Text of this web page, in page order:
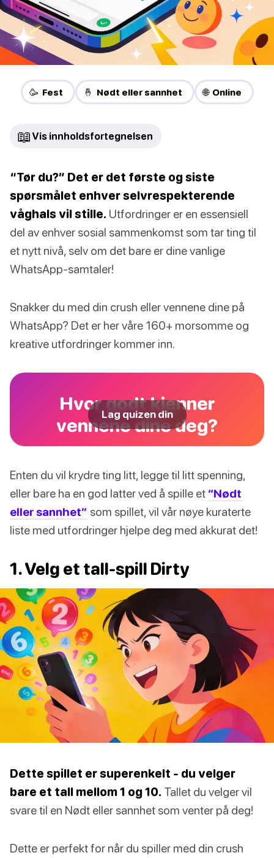
🥳 Fest 🤞 Nødt eller sannhet 🌐 Online
📖 Vis innholdsfortegnelsen
“Tør du?” Det er det første og siste
spørsmålet enhver selvrespekterende
våghals vil stille. Utfordringer er en essensiell
del av enhver sosial sammenkomst som tar ting til
et nytt nivå, selv om det bare er dine vanlige
WhatsApp-samtaler!
Snakker du med din crush eller vennene dine på
WhatsApp? Det er her våre 160+ morsomme og
kreative utfordringer kommer inn.
Hvor godt kjenner
vennene dine deg?
Lag quizen din
Enten du vil krydre ting litt, legge til litt spenning,
eller bare ha en god latter ved å spille et “Nødt
eller sannhet” som spillet, vil vår nøye kuraterte
liste med utfordringer hjelpe deg med akkurat det!
1. Velg et tall-spill Dirty
Dette spillet er superenkelt - du velger
bare et tall mellom 1 og 10. Tallet du velger vil
svare til en Nødt eller sannhet som venter på deg!
Dette er perfekt for når du spiller med din crush